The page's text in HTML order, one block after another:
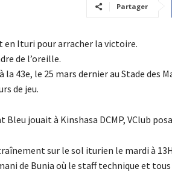
Partager
en Ituri pour arracher la victoire.
de l’oreille.
la 43e, le 25 mars dernier au Stade des
de jeu.
jouait à Kinshasa DCMP, VClub
sur le sol iturien le mardi à
de Bunia où le staff technique et